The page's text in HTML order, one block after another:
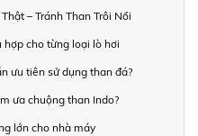
– Tránh Than Trôi Nổi
cho từng loại lò hơi
ưu tiên sử dụng than đá?
ưa chuộng than Indo?
lớn cho nhà máy